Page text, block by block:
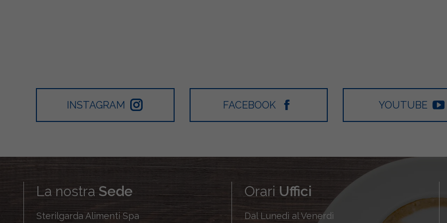
INSTAGRAM FACEBOOK YOUTUBE
La nostra Sede
Sterilgarda Alimenti Spa
Orari Uffici
Dal Lunedì al Venerdì